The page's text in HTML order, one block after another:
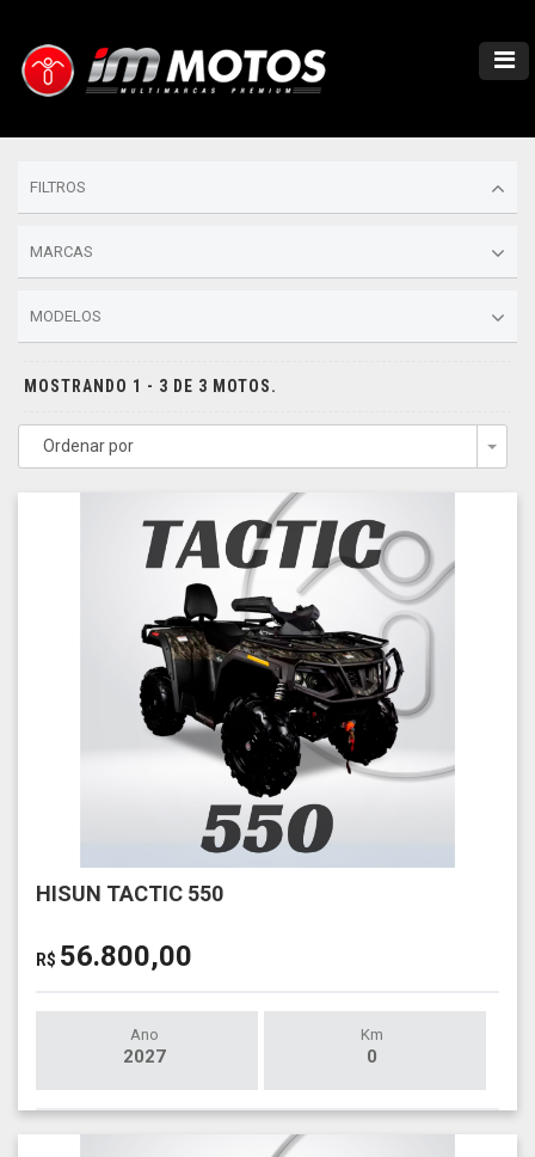
FILTROS
MARCAS
MODELOS
MOSTRANDO 1 - 3 DE 3 MOTOS.
Ordenar por
HISUN TACTIC 550
R$ 56.800,00
Ano
2027
Km
0